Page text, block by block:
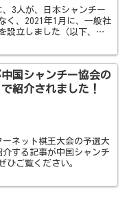
3人が、日本シャンチー
く、2021年1月に、一般社
設立しました（以下、
国シャンチー協会の
紹介されました！
ネット棋王大会の予選大
介する記事が中国シャンチ
ひご覧ください。